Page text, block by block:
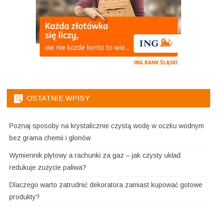
OSTATNIE WPISY
Poznaj sposoby na krystalicznie czystą wodę w oczku wodnym
bez grama chemii i glonów
Wymiennik płytowy a rachunki za gaz – jak czysty układ
redukuje zużycie paliwa?
Dlaczego warto zatrudnić dekoratora zamiast kupować gotowe
produkty?